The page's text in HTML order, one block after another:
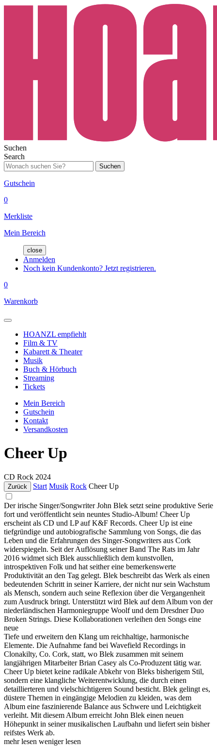
Suchen
Search
Suchen
Gutschein
0
Merkliste
Mein Bereich
close
Anmelden
Noch kein Kundenkonto? Jetzt registrieren.
0
Warenkorb
HOANZL empfiehlt
Film & TV
Kabarett & Theater
Musik
Buch & Hörbuch
Streaming
Tickets
Mein Bereich
Gutschein
Kontakt
Versandkosten
Cheer Up
CD Rock 2024
Zurück Start Musik Rock Cheer Up
Der irische Singer/Songwriter John Blek setzt seine produktive Serie
fort und veröffentlicht sein neuntes Studio-Album! Cheer Up
erscheint als CD und LP auf K&F Records. Cheer Up ist eine
tiefgründige und autobiografische Sammlung von Songs, die das
Leben und die Erfahrungen des Singer-Songwriters aus Cork
widerspiegeln. Seit der Auflösung seiner Band The Rats im Jahr
2016 widmet sich Blek ausschließlich dem kunstvollen,
introspektiven Folk und hat seither eine bemerkenswerte
Produktivität an den Tag gelegt. Blek beschreibt das Werk als einen
bedeutenden Schritt in seiner Karriere, der nicht nur sein Wachstum
als Mensch, sondern auch seine Reflexion über die Vergangenheit
zum Ausdruck bringt. Unterstützt wird Blek auf dem Album von der
niederländischen Harmoniegruppe Woolf und dem Dresdner Duo
Broken Strings. Diese Kollaborationen verleihen den Songs eine
neue
Tiefe und erweitern den Klang um reichhaltige, harmonische
Elemente. Die Aufnahme fand bei Wavefield Recordings in
Clonakilty, Co. Cork, statt, wo Blek zusammen mit seinem
langjährigen Mitarbeiter Brian Casey als Co-Produzent tätig war.
Cheer Up bietet keine radikale Abkehr von Bleks bisherigem Stil,
sondern eine klangliche Weiterentwicklung, die durch einen
detaillierteren und vielschichtigeren Sound besticht. Blek gelingt es,
düstere Themen in eingängige Melodien zu kleiden, was dem
Album eine faszinierende Balance aus Schwere und Leichtigkeit
verleiht. Mit diesem Album erreicht John Blek einen neuen
Höhepunkt in seiner musikalischen Laufbahn und liefert sein bisher
reifstes Werk ab.
mehr lesen weniger lesen